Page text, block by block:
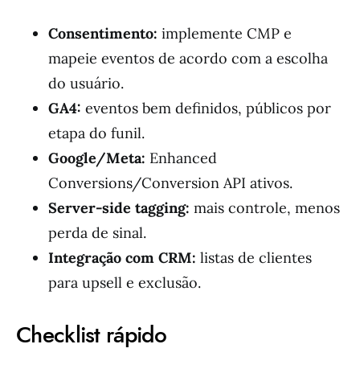
Consentimento: implemente CMP e
mapeie eventos de acordo com a escolha
do usuário.
GA4: eventos bem definidos, públicos por
etapa do funil.
Google/Meta: Enhanced
Conversions/Conversion API ativos.
Server-side tagging: mais controle, menos
perda de sinal.
Integração com CRM: listas de clientes
para upsell e exclusão.
Checklist rápido